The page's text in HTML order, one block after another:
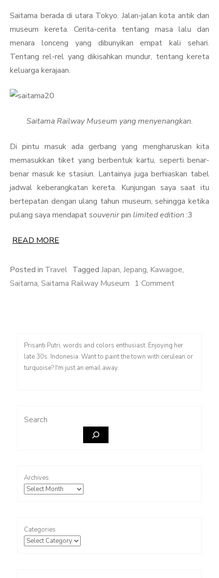
Saitama berada di utara Tokyo. Jalan-jalan kota antik dan
museum kereta. Cerita-cerita tentang masa lalu dan
menara lonceng yang dibunyikan empat kali sehari.
Tentang rel-rel yang dikisahkan mundur, tentang kereta
keluarga kerajaan.
Saitama Railway Museum yang menyenangkan.
Di pintu masuk ada gerbang yang mengharuskan kita
memasukkan tiket yang berbentuk kartu, seperti benar-
benar masuk ke stasiun. Lantainya juga berhiaskan tabel
jadwal keberangkatan kereta. Kunjungan saya saat itu
bertepatan dengan ulang tahun museum, sehingga ketika
pulang saya mendapatsouvenirpin limited edition :3
READ MORE
Posted in Travel Tagged Japan, Jepang, Kawagoe,
Saitama, Saitama Railway Museum 1 Commenton
Prisanti Putri, words and colors enthusiast. Enjoying her
late 30s. Indonesia. Want to paint the town with cerulean or
turquoise? I'm just an email away.
Search
Archives
Categories